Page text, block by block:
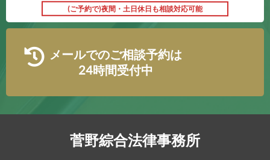
(ご予約で)夜間・土日休日も相談対応可能
メールでのご相談予約は
24時間受付中
菅野綜合法律事務所